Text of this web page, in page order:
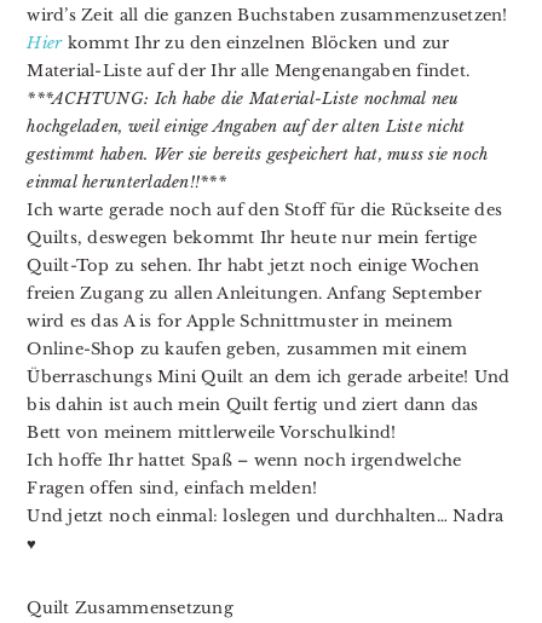
wird’s Zeit all die ganzen Buchstaben zusammenzusetzen!
Hierkommt Ihr zu den einzelnen Blöcken und zur
Material-Liste auf der Ihr alle Mengenangaben findet.
***ACHTUNG: Ich habe die Material-Liste nochmal neu
hochgeladen, weil einige Angaben auf der alten Liste nicht
gestimmt haben. Wer sie bereits gespeichert hat, muss sie noch
einmal herunterladen!!***
Ich warte gerade noch auf den Stoff für die Rückseite des
Quilts, deswegen bekommt Ihr heute nur mein fertige
Quilt-Top zu sehen. Ihr habt jetzt noch einige Wochen
freien Zugang zu allen Anleitungen. Anfang September
wird es das A is for Apple Schnittmuster in meinem
Online-Shop zu kaufen geben, zusammen mit einem
Überraschungs Mini Quilt an dem ich gerade arbeite! Und
bis dahin ist auch mein Quilt fertig und ziert dann das
Bett von meinem mittlerweile Vorschulkind!
Ich hoffe Ihr hattet Spaß – wenn noch irgendwelche
Fragen offen sind, einfach melden!
Und jetzt noch einmal: loslegen und durchhalten… Nadra
♥
Quilt Zusammensetzung